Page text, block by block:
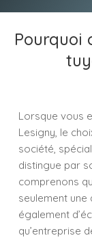
Pourquoi
Lorsque vous
Lesigny, le
société,
distingue par
comprenons
seulement
également
qu’entreprise